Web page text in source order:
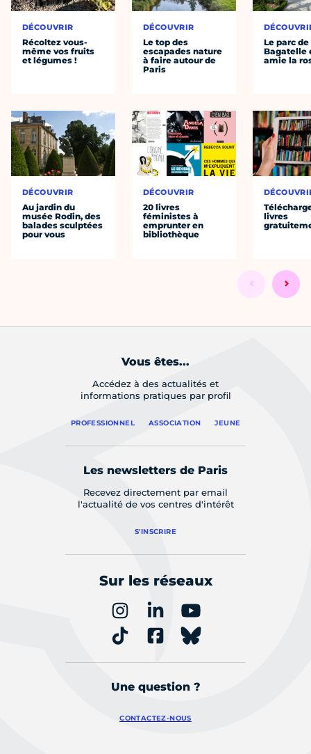
DÉCOUVRIR
Récoltez vous-
même vos fruits
et légumes !
DÉCOUVRIR
Au jardin du
musée Rodin, des
balades sculptées
pour vous
DÉCOUVRIR
Le top des
escapades nature
à faire autour de
Paris
DÉCOUVRIR
20 livres
féministes à
emprunter en
bibliothèque
Le parc de
Bagatelle
amie la
livres
Vous êtes...
Accédez à des actualités et
informations pratiques par profil
PROFESSIONNEL ASSOCIATION JEUNE
Les newsletters de Paris
Recevez directement par email
l'actualité de vos centres d'intérêt
S'INSCRIRE
Sur les réseaux
Une question ?
CONTACTEZ-NOUS